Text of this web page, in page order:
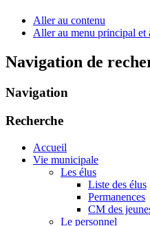
Aller au contenu
Aller au menu principal et
Navigation de
Navigation
Recherche
Accueil
Vie municipale
Les élus
Liste des élus
Permanences
CM des
Le personnel